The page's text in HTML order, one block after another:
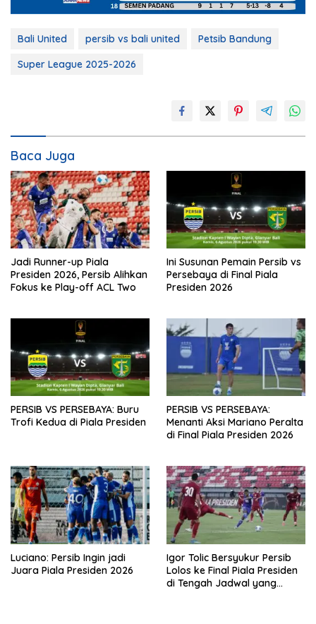
Bali United persib vs bali united
Petsib Bandung
Super League 2025-2026
Baca Juga
Jadi Runner-up Piala
Presiden 2026, Persib Alihkan
Fokus ke Play-off ACL Two
Ini Susunan Pemain Persib vs
Persebaya di Final Piala
Presiden 2026
PERSIB VS PERSEBAYA: Buru
Trofi Kedua di Piala Presiden
PERSIB VS PERSEBAYA:
Menanti Aksi Mariano Peralta
di Final Piala Presiden 2026
Luciano: Persib Ingin jadi
Juara Piala Presiden 2026
Igor Tolic Bersyukur Persib
Lolos ke Final Piala Presiden
di Tengah Jadwal yang